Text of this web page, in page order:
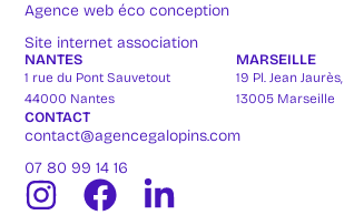
Agence web éco conception
Site internet association
NANTES
1 rue du Pont Sauvetout
44000 Nantes
MARSEILLE
19 Pl. Jean Jaurès,
13005 Marseille
CONTACT
contact@agencegalopins.com
07 80 99 14 16